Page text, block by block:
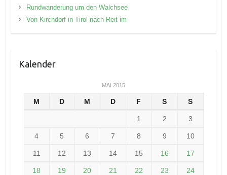
Rundwanderung um den Walchsee
Von Kirchdorf in Tirol nach Reit im
Kalender
MAI 2015
M D M D F S S
1 2 3
4 5 6 7 8 9 10
11 12 13 14 15 16 17
18 19 20 21 22 23 24